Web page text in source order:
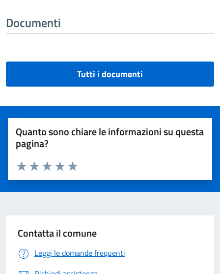
Documenti
Tutti i documenti
Quanto sono chiare le informazioni su questa
pagina?
Valuta 5 stelle su 5
Valuta 4 stelle su 5
Valuta 3 stelle su 5
Valuta 2 stelle su 5
Valuta 1 stelle su 5
Contatta il comune
Leggi le domande frequenti